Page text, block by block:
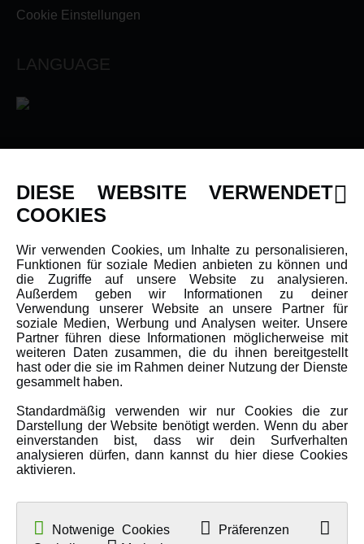
Cookie Einstellungen
LANGUAGE
Newsletter
Karriere
Amewi Kataloge
MEHR VON AMEWI
AMXRacing - Qualitäts RC-Zubehör
Malinos - Die kreative Seite von Amewi
Werden Sie Amewi Händler
Amewi B2B-Shop
DIESE WEBSITE VERWENDET
COOKIES
Wir verwenden Cookies, um Inhalte zu personalisieren,
Funktionen für soziale Medien anbieten zu können und
die Zugriffe auf unsere Website zu analysieren.
Außerdem geben wir Informationen zu deiner
Verwendung unserer Website an unsere Partner für
soziale Medien, Werbung und Analysen weiter. Unsere
Partner führen diese Informationen möglicherweise mit
weiteren Daten zusammen, die du ihnen bereitgestellt
hast oder die sie im Rahmen deiner Nutzung der Dienste
gesammelt haben.
Standardmäßig verwenden wir nur Cookies die zur
Darstellung der Website benötigt werden. Wenn du aber
einverstanden bist, dass wir dein Surfverhalten
analysieren dürfen, dann kannst du hier diese Cookies
aktivieren.
Notwenige Cookies
Präferenzen